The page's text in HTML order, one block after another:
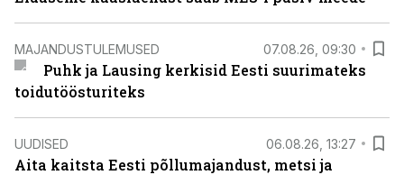
MAJANDUSTULEMUSED 07.08.26, 09:30
Puhk ja Lausing kerkisid Eesti suurimateks
toidutöösturiteks
UUDISED 06.08.26, 13:27
Aita kaitsta Eesti põllumajandust, metsi ja